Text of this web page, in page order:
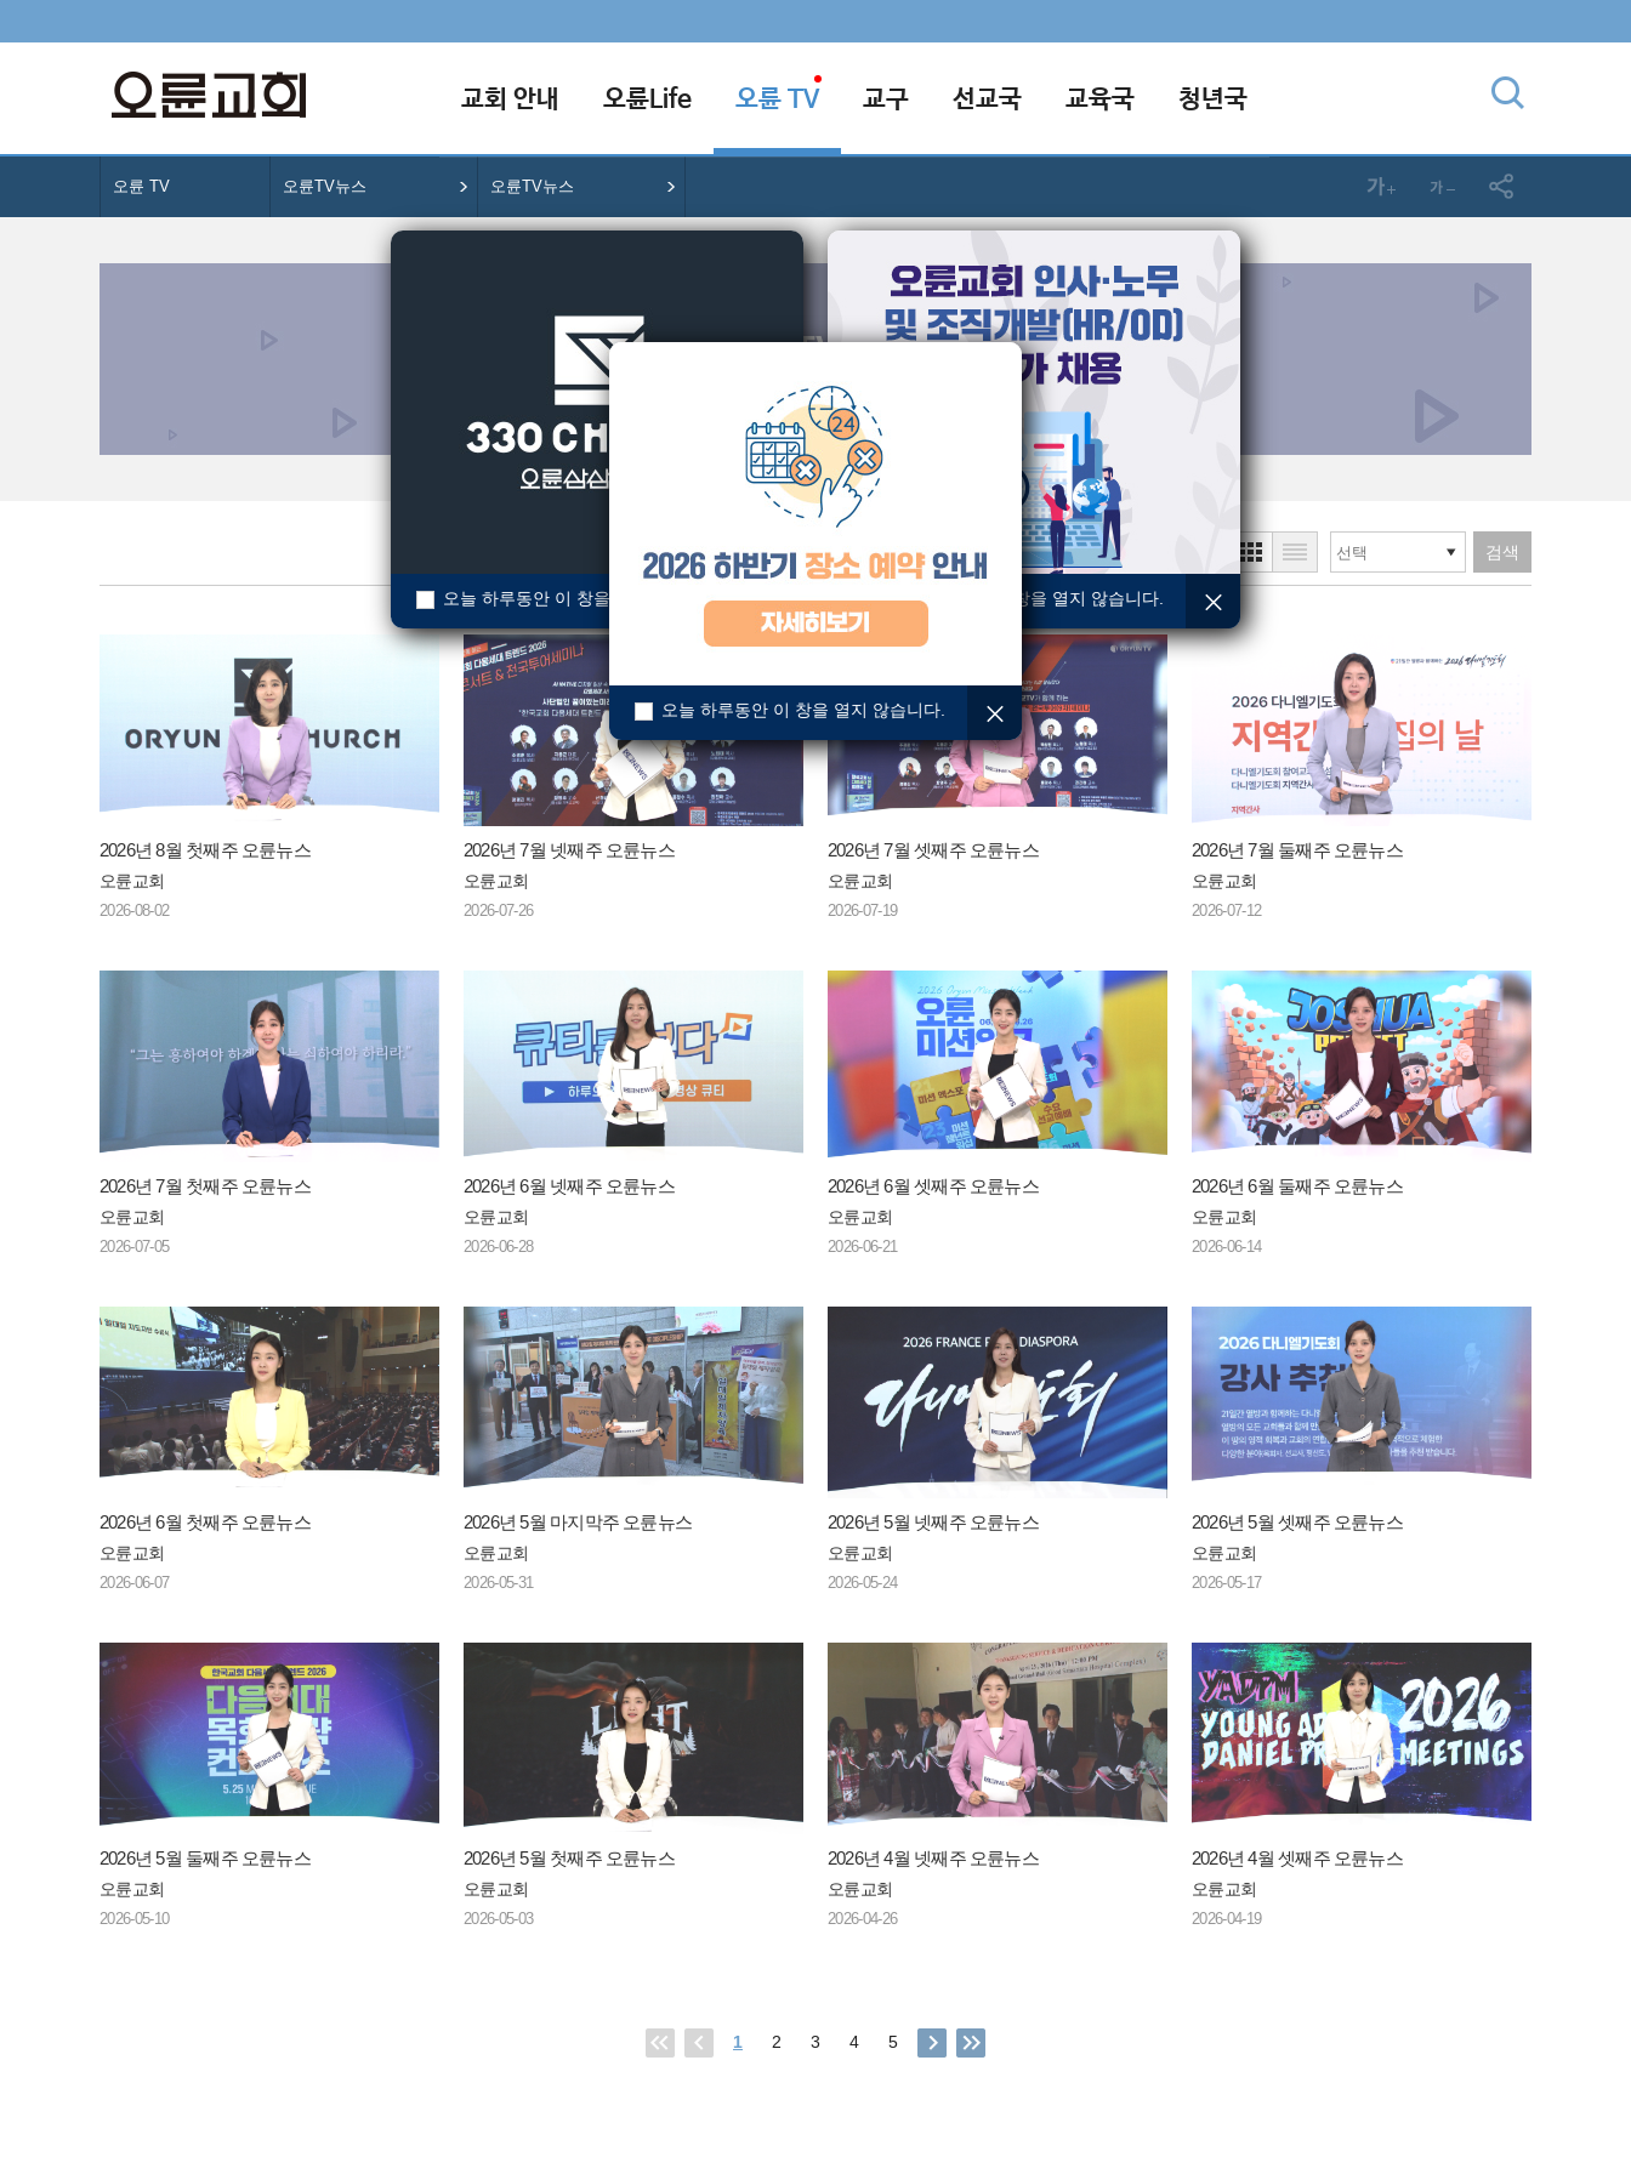
교회 안내 오륜Life 오륜 TV 교구 선교국 교육국 청년국
오륜 TV 오륜TV뉴스 오륜TV뉴스
오륜TV뉴스
검색
2026년 8월 첫째주 오륜뉴스
오륜교회
2026-08-02
2026년 7월 넷째주 오륜뉴스
오륜교회
2026-07-26
2026년 7월 셋째주 오륜뉴스
오륜교회
2026-07-19
2026년 7월 둘째주 오륜뉴스
오륜교회
2026-07-12
2026년 7월 첫째주 오륜뉴스
오륜교회
2026-07-05
2026년 6월 넷째주 오륜뉴스
오륜교회
2026-06-28
2026년 6월 셋째주 오륜뉴스
오륜교회
2026-06-21
2026년 6월 둘째주 오륜뉴스
오륜교회
2026-06-14
2026년 6월 첫째주 오륜뉴스
오륜교회
2026-06-07
2026년 5월 마지막주 오륜뉴스
오륜교회
2026-05-31
2026년 5월 넷째주 오륜뉴스
오륜교회
2026-05-24
2026년 5월 셋째주 오륜뉴스
오륜교회
2026-05-17
2026년 5월 둘째주 오륜뉴스
오륜교회
2026-05-10
2026년 5월 첫째주 오륜뉴스
오륜교회
2026-05-03
2026년 4월 넷째주 오륜뉴스
오륜교회
2026-04-26
2026년 4월 셋째주 오륜뉴스
오륜교회
2026-04-19
1 2 3 4 5
오늘 하루동안 이 창을 열지 않습니다. 오늘 하루동안 이 창을 열지 않습니다.
오늘 하루동안 이 창을 열지 않습니다.